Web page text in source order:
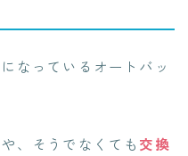
なっているオートバッ
、そうでなくても 交換